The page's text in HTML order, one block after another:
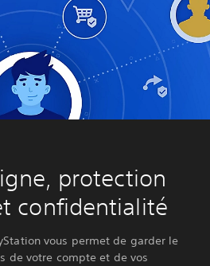
protection
confidentialité
vous permet de garder le
de votre compte et de vos